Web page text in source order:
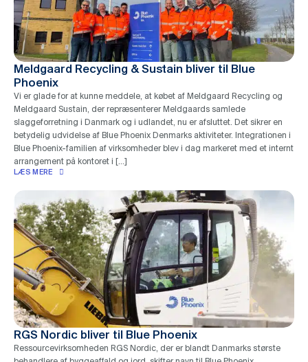
Meldgaard Recycling & Sustain bliver til Blue
Phoenix
Vi er glade for at kunne meddele, at købet af Meldgaard Recycling og
Meldgaard Sustain, der repræsenterer Meldgaards samlede
slaggeforretning i Danmark og i udlandet, nu er afsluttet. Det sikrer en
betydelig udvidelse af Blue Phoenix Denmarks aktiviteter. Integrationen i
Blue Phoenix-familien af ​​virksomheder blev i dag markeret med et internt
arrangement på kontoret i […]
LÆS MERE
RGS Nordic bliver til Blue Phoenix
Ressourcevirksomheden RGS Nordic, der er blandt Danmarks største